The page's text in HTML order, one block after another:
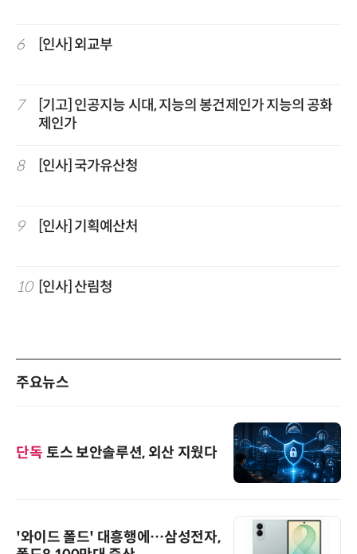
6 [인사] 외교부
7
[기고] 인공지능 시대, 지능의 봉건제인가 지능의 공화
제인가
8 [인사] 국가유산청
9 [인사] 기획예산처
10 [인사] 산림청
주요뉴스
단독 토스 보안솔루션, 외산 지웠다
'와이드 폴드' 대흥행에…삼성전자,